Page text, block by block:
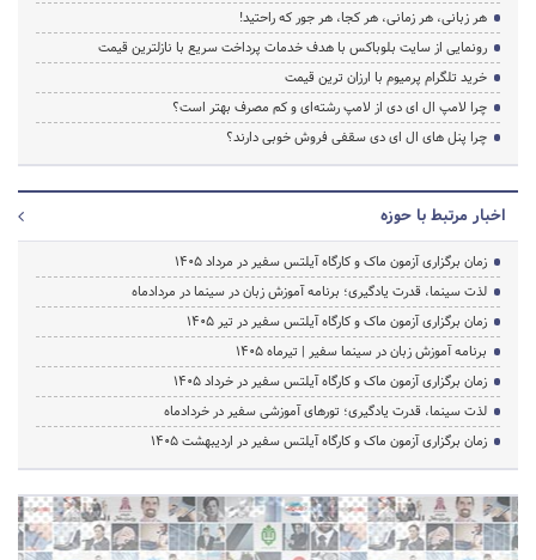
هر زبانی، هر زمانی، هر کجا، هر جور که راحتید!
رونمایی از سایت بلوباکس با هدف خدمات پرداخت سریع با نازلترین قیمت
خرید تلگرام پرمیوم با ارزان ترین قیمت
چرا لامپ ال ای دی از لامپ رشته‌ای و کم مصرف بهتر است؟
چرا پنل های ال ای دی سقفی فروش خوبی دارند؟
اخبار مرتبط با حوزه
زمان برگزاری آزمون ماک و کارگاه آیلتس سفیر در مرداد 1405
لذت سینما، قدرت یادگیری؛ برنامه آموزش زبان در سینما در مردادماه
زمان برگزاری آزمون ماک و کارگاه آیلتس سفیر در تیر 1405
برنامه آموزش زبان در سینما سفیر | تیرماه ۱۴۰۵
زمان برگزاری آزمون ماک و کارگاه آیلتس سفیر در خرداد 1405
لذت سینما، قدرت یادگیری؛ تورهای آموزشی سفیر در خردادماه
زمان برگزاری آزمون ماک و کارگاه آیلتس سفیر در اردیبهشت 1405